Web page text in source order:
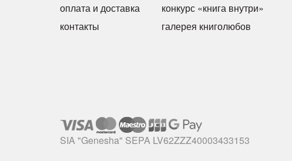
оплата и доставка
контакты
конкурс «книга внутри»
галерея книголюбов
SIA "Genesha" SEPA LV62ZZZ40003433153